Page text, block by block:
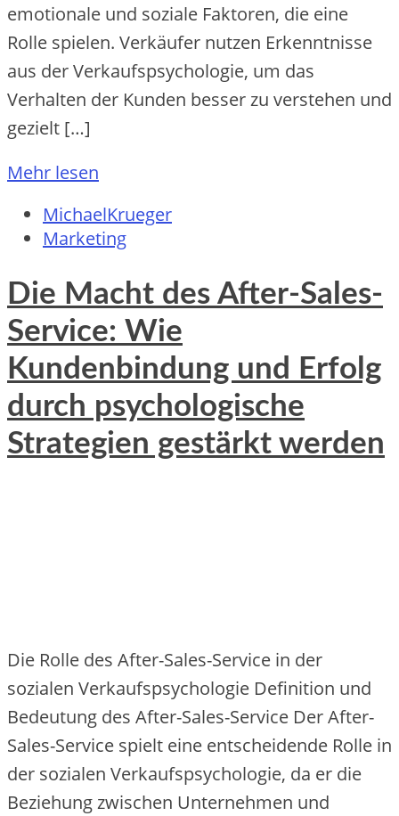
emotionale und soziale Faktoren, die eine
Rolle spielen. Verkäufer nutzen Erkenntnisse
aus der Verkaufspsychologie, um das
Verhalten der Kunden besser zu verstehen und
gezielt […]
Mehr lesen
MichaelKrueger
Marketing
Die Macht des After-Sales-
Service: Wie
Kundenbindung und Erfolg
durch psychologische
Strategien gestärkt werden
Die Rolle des After-Sales-Service in der
sozialen Verkaufspsychologie Definition und
Bedeutung des After-Sales-Service Der After-
Sales-Service spielt eine entscheidende Rolle in
der sozialen Verkaufspsychologie, da er die
Beziehung zwischen Unternehmen und